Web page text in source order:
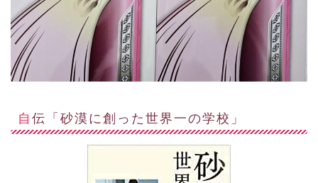
自伝「砂漠に創った世界一の学校」